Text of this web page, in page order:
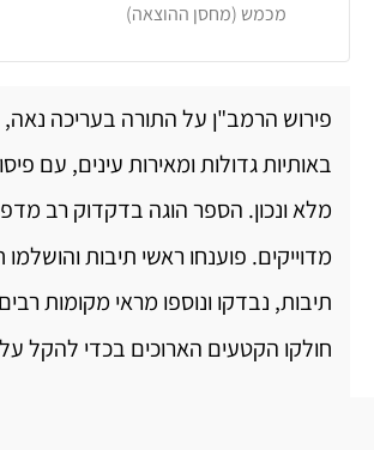
מכמש (מחסן ההוצאה)
פירוש הרמב"ן על התורה בעריכה נאה,
באותיות גדולות ומאירות עינים, עם
מלא ונכון. הספר הוגה בדקדוק רב
מדוייקים. פוענחו ראשי תיבות והושלמו
תיבות, נבדקו ונוספו מראי מקומות
חולקו הקטעים הארוכים בכדי להקל